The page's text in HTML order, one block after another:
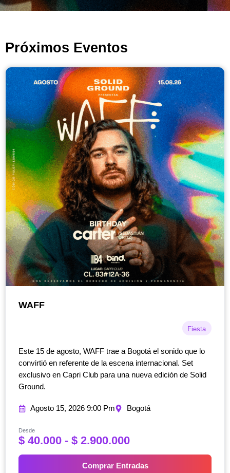
Próximos Eventos
WAFF
Fiesta
Este 15 de agosto, WAFF trae a Bogotá el sonido que lo
convirtió en referente de la escena internacional. Set
exclusivo en Capri Club para una nueva edición de Solid
Ground.
Agosto 15, 2026 9:00 Pm Bogotá
Desde
$40.000 - $2.900.000R
n
Comprar Entradas